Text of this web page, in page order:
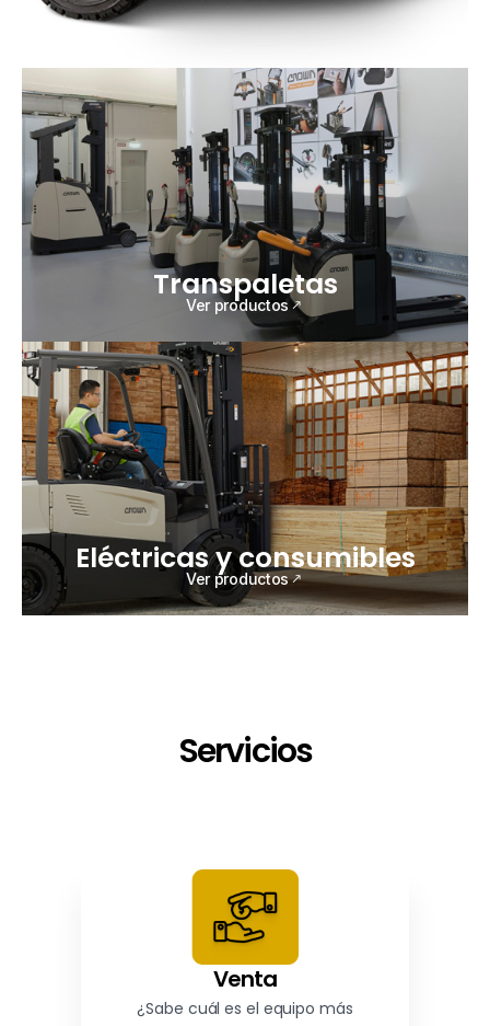
Transpaletas
Ver productos
Eléctricas y consumibles
Ver productos
Servicios
Venta
¿Sabe cuál es el equipo más